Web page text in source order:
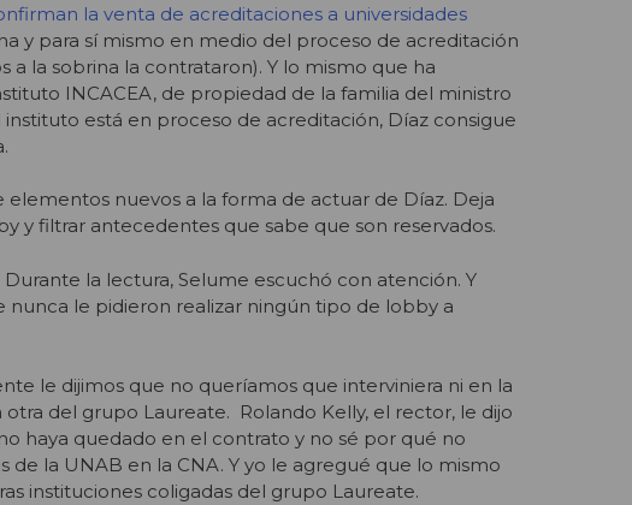
la venta de acreditaciones a universidades
y para sí mismo en medio del proceso de acreditación
a la sobrina la contrataron). Y lo mismo que ha
INCACEA, de propiedad de la familia del ministro
instituto está en proceso de acreditación, Díaz consigue
nuevos a la forma de actuar de Díaz. Deja
y filtrar antecedentes que sabe que son reservados.
la lectura, Selume escuchó con atención. Y
nunca le pidieron realizar ningún tipo de lobby a
le dijimos que no queríamos que interviniera ni en la
del grupo Laureate. Rolando Kelly, el rector, le dijo
haya quedado en el contrato y no sé por qué no
la UNAB en la CNA. Y yo le agregué que lo mismo
instituciones coligadas del grupo Laureate.